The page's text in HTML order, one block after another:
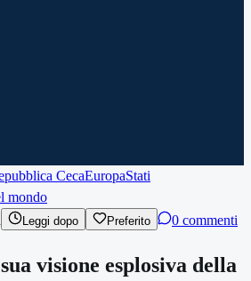
CecaEuropaStati
mondo
Leggi dopo Preferito 0 commenti
visione esplosiva della